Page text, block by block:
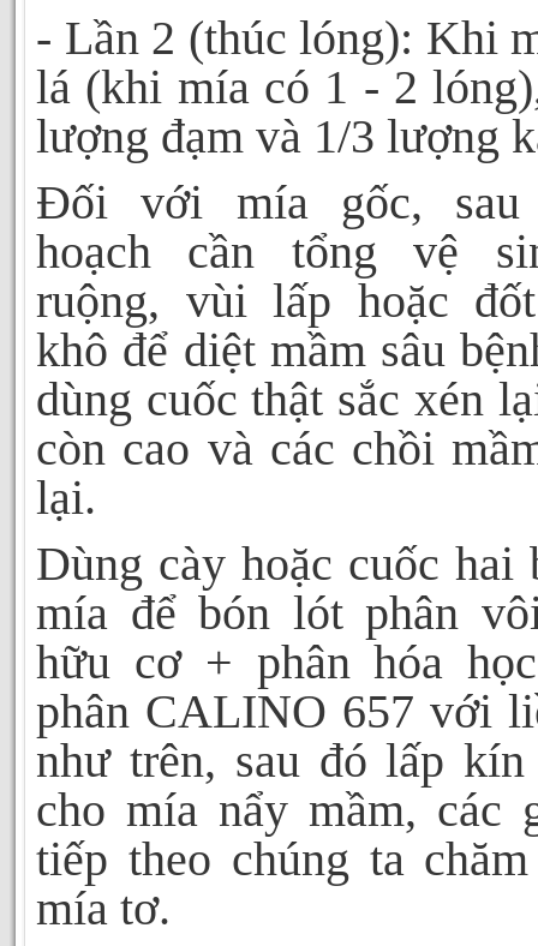
- Lần 2 (thúc lóng): Khi
lá (khi mía có 1 - 2
lượng đạm và 1/3 lượng
Đối với mía gốc,
hoạch cần tổng vệ
ruộng, vùi lấp hoặc
khô để diệt mầm sâu
dùng cuốc thật sắc xén
còn cao và các chồi
lại.
Dùng cày hoặc cuốc hai
mía để bón lót phân
hữu cơ + phân hóa
phân CALINO 657 với
như trên, sau đó lấp
cho mía nẩy mầm, các
tiếp theo chúng ta
mía tơ.